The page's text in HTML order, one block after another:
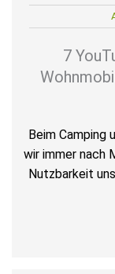
7
Beim Camping
wir immer nach
Nutzbarkeit